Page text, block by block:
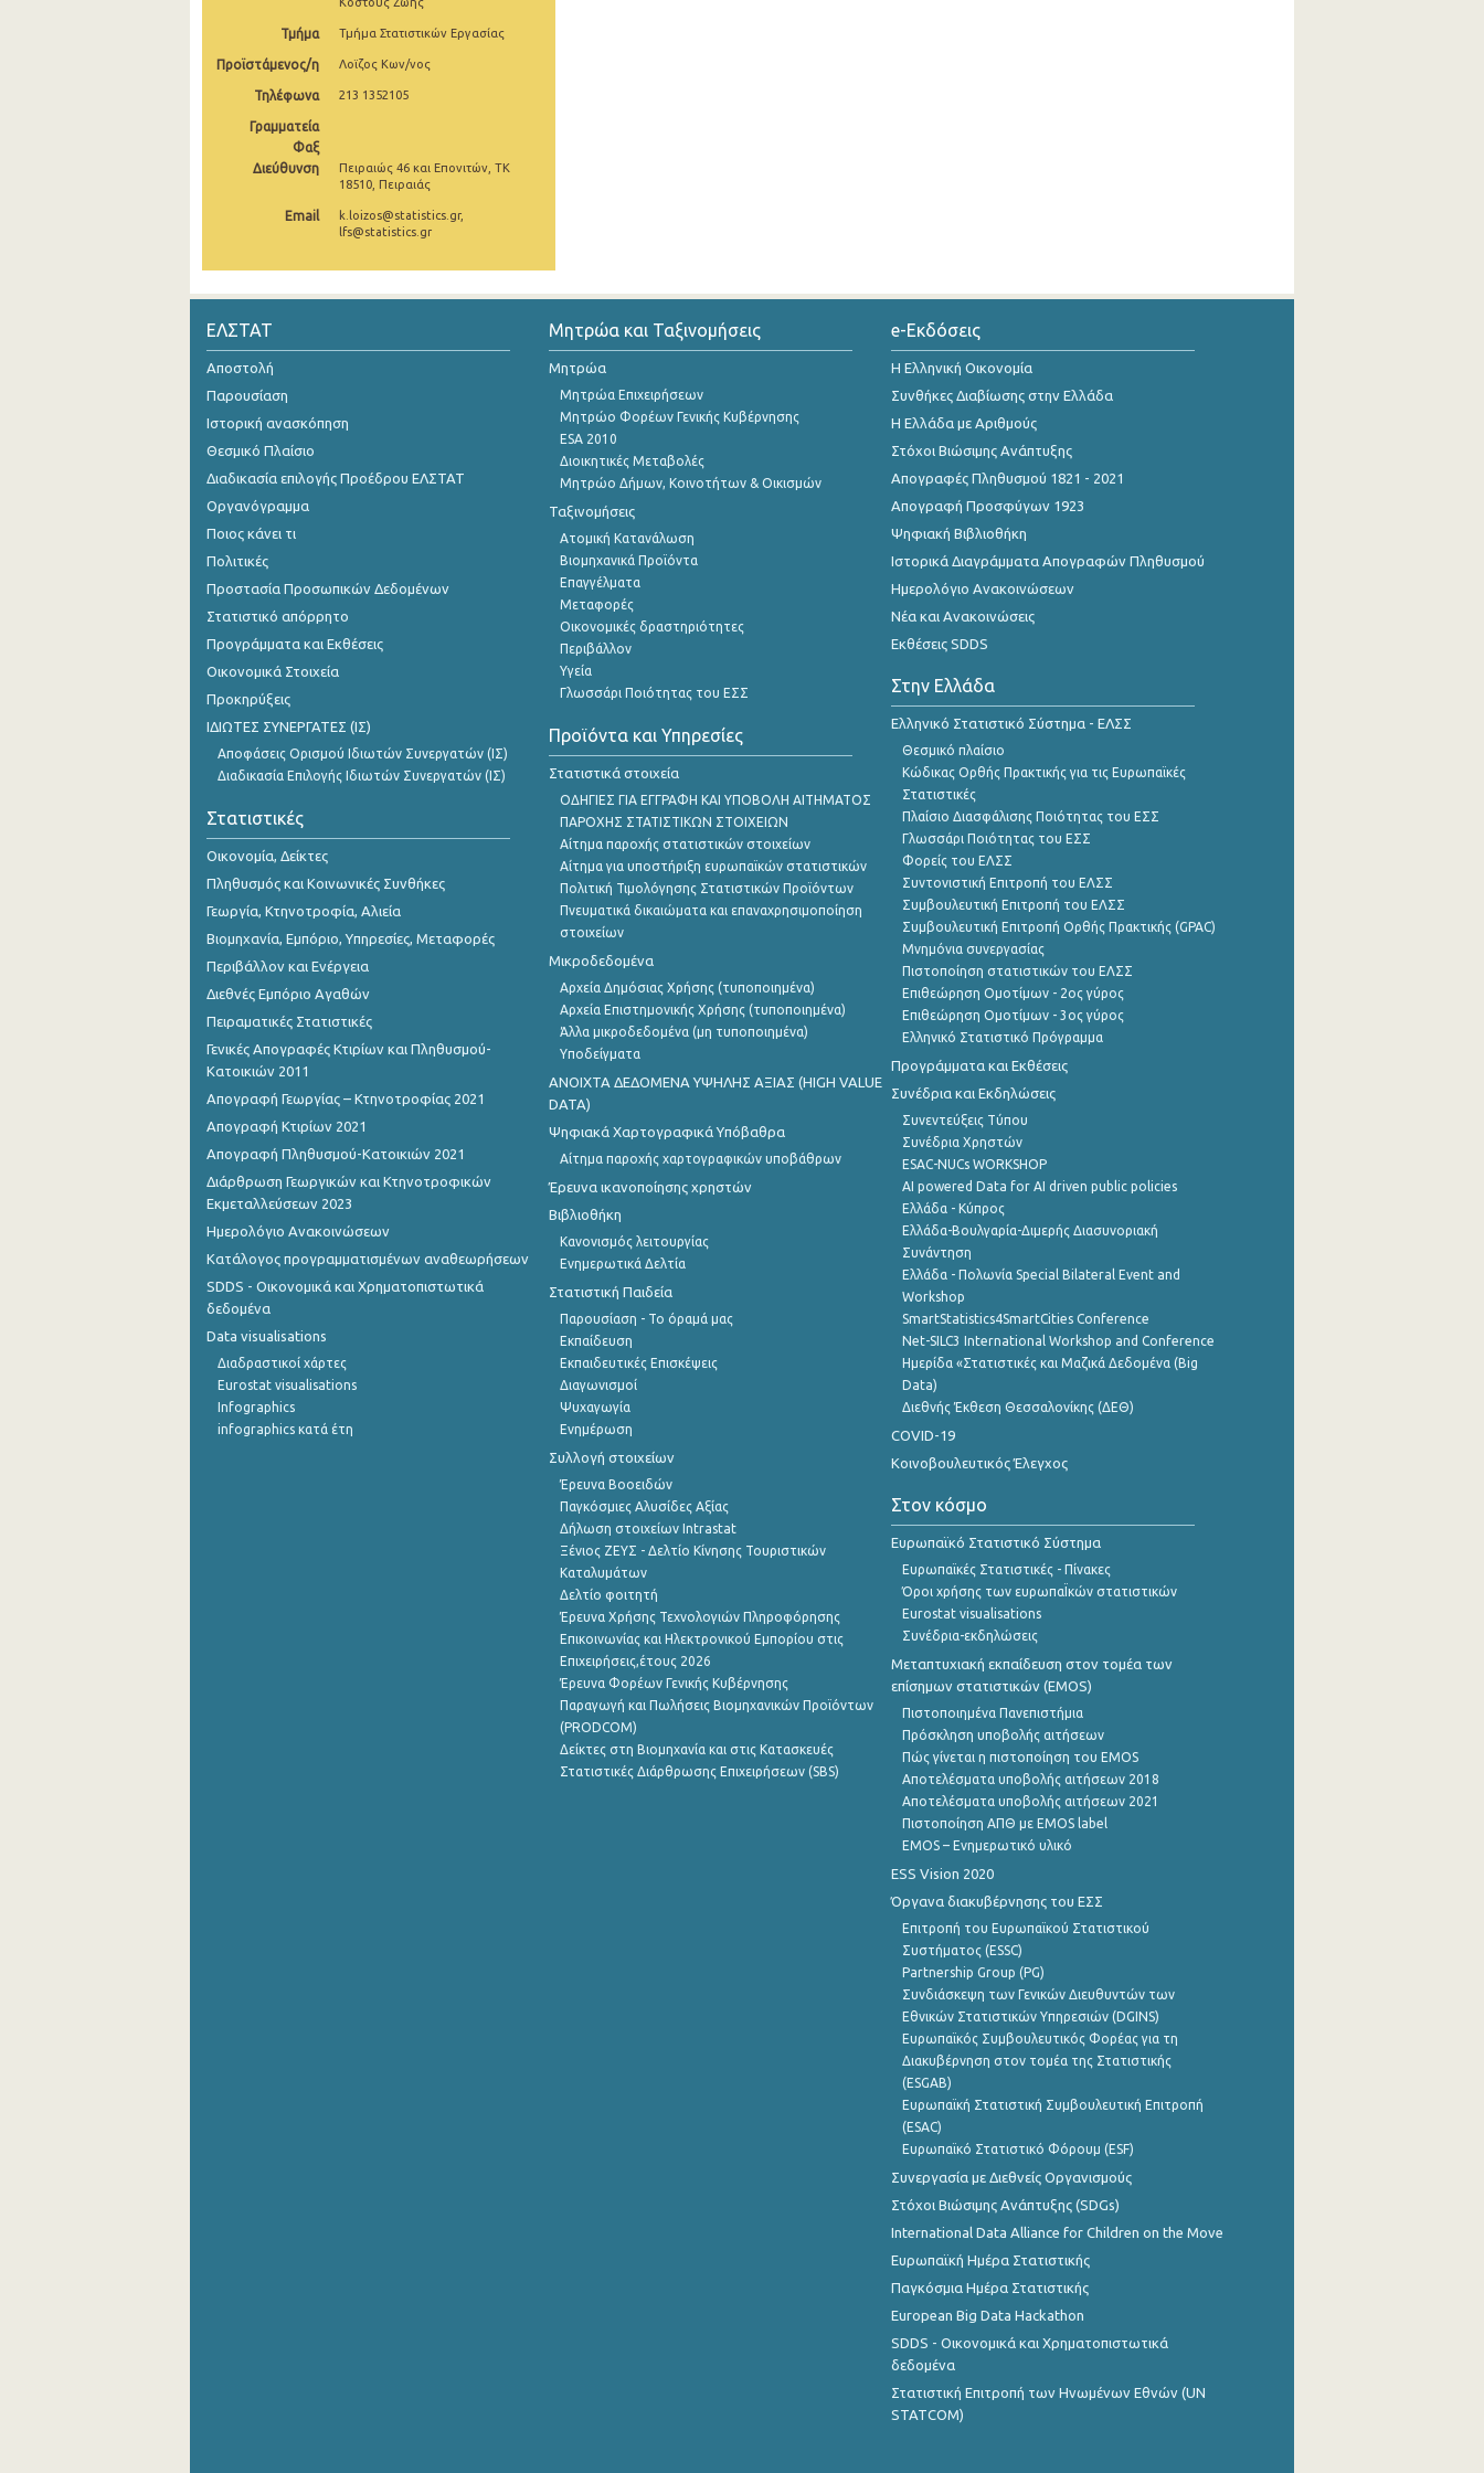
2o Τρίμηνο 2021
1o Τρίμηνο 2021
3o Τρίμηνο 2020
2o Τρίμηνο 2020
1o Τρίμηνο 2020
4o Τρίμηνο 2019
2o Τρίμηνο 2019
1o Τρίμηνο 2019
4o Τρίμηνο 2018
3o Τρίμηνο 2018
2o Τρίμηνο 2018
4o Τρίμηνο 2017
3o Τρίμηνο 2017
2o Τρίμηνο 2017
1o Τρίμηνο 2017
4o Τρίμηνο 2016
3o Τρίμηνο 2016
2o Τρίμηνο 2016
1o Τρίμηνο 2016
4o Τρίμηνο 2015
3o Τρίμηνο 2015
2o Τρίμηνο 2015
1o Τρίμηνο 2015
4o Τρίμηνο 2014
3o Τρίμηνο 2014
2o Τρίμηνο 2014
1o Τρίμηνο 2014
4o Τρίμηνο 2013
3o Τρίμηνο 2013
2o Τρίμηνο 2013
1o Τρίμηνο 2013
1o Τρίμηνο 2007
1o Τρίμηνο 2006
Τμήμα Τμήμα Στατιστικών Εργασίας
Προϊστάμενος/η Λοϊζος Κων/νος
Τηλέφωνα 213 1352105
Γραμματεία
Φαξ
Διεύθυνση
Πειραιώς 46 και Επονιτών, ΤΚ
18510, Πειραιάς
Email
k.loizos@statistics.gr,
lfs@statistics.gr
ΕΛΣΤΑΤ
Αποστολή
Παρουσίαση
Ιστορική ανασκόπηση
Θεσμικό Πλαίσιο
Διαδικασία επιλογής Προέδρου ΕΛΣΤΑΤ
Οργανόγραμμα
Ποιος κάνει τι
Πολιτικές
Προστασία Προσωπικών Δεδομένων
Στατιστικό απόρρητο
Προγράμματα και Εκθέσεις
Οικονομικά Στοιχεία
Προκηρύξεις
ΙΔΙΩΤΕΣ ΣΥΝΕΡΓΑΤΕΣ (ΙΣ)
Αποφάσεις Ορισμού Ιδιωτών Συνεργατών (ΙΣ)
Διαδικασία Επιλογής Ιδιωτών Συνεργατών (ΙΣ)
Στατιστικές
Οικονομία, Δείκτες
Πληθυσμός και Κοινωνικές Συνθήκες
Γεωργία, Κτηνοτροφία, Αλιεία
Βιομηχανία, Εμπόριο, Υπηρεσίες, Μεταφορές
Περιβάλλον και Ενέργεια
Διεθνές Εμπόριο Αγαθών
Πειραματικές Στατιστικές
Γενικές Απογραφές Κτιρίων και Πληθυσμού-
Κατοικιών 2011
Απογραφή Γεωργίας – Κτηνοτροφίας 2021
Απογραφή Κτιρίων 2021
Απογραφή Πληθυσμού-Κατοικιών 2021
Διάρθρωση Γεωργικών και Κτηνοτροφικών
Εκμεταλλεύσεων 2023
Ημερολόγιο Ανακοινώσεων
Κατάλογος προγραμματισμένων αναθεωρήσεων
SDDS - Οικονομικά και Χρηματοπιστωτικά
δεδομένα
Data visualisations
Διαδραστικοί χάρτες
Eurostat visualisations
Infographics
infographics κατά έτη
Μητρώα και Ταξινομήσεις
Μητρώα
Μητρώα Επιχειρήσεων
Μητρώο Φορέων Γενικής Κυβέρνησης
ESA 2010
Διοικητικές Μεταβολές
Μητρώο Δήμων, Κοινοτήτων & Οικισμών
Ταξινομήσεις
Ατομική Κατανάλωση
Βιομηχανικά Προϊόντα
Επαγγέλματα
Μεταφορές
Οικονομικές δραστηριότητες
Περιβάλλον
Υγεία
Γλωσσάρι Ποιότητας του ΕΣΣ
Προϊόντα και Υπηρεσίες
Στατιστικά στοιχεία
ΟΔΗΓΙΕΣ ΓΙΑ ΕΓΓΡΑΦΗ ΚΑΙ ΥΠΟΒΟΛΗ ΑΙΤΗΜΑΤΟΣ
ΠΑΡΟΧΗΣ ΣΤΑΤΙΣΤΙΚΩΝ ΣΤΟΙΧΕΙΩΝ
Αίτημα παροχής στατιστικών στοιχείων
Αίτημα για υποστήριξη ευρωπαϊκών στατιστικών
Πολιτική Τιμολόγησης Στατιστικών Προϊόντων
Πνευματικά δικαιώματα και επαναχρησιμοποίηση
στοιχείων
Μικροδεδομένα
Αρχεία Δημόσιας Χρήσης (τυποποιημένα)
Αρχεία Επιστημονικής Χρήσης (τυποποιημένα)
Άλλα μικροδεδομένα (μη τυποποιημένα)
Υποδείγματα
ANOIXTA ΔΕΔΟΜΕΝΑ ΥΨΗΛΗΣ ΑΞΙΑΣ (HIGH VALUE
DATA)
Ψηφιακά Χαρτογραφικά Υπόβαθρα
Αίτημα παροχής χαρτογραφικών υποβάθρων
Έρευνα ικανοποίησης χρηστών
Βιβλιοθήκη
Κανονισμός λειτουργίας
Ενημερωτικά Δελτία
Στατιστική Παιδεία
Παρουσίαση - Το όραμά μας
Εκπαίδευση
Εκπαιδευτικές Επισκέψεις
Διαγωνισμοί
Ψυχαγωγία
Ενημέρωση
Συλλογή στοιχείων
Έρευνα Βοοειδών
Παγκόσμιες Αλυσίδες Αξίας
Δήλωση στοιχείων Intrastat
Ξένιος ΖΕΥΣ - Δελτίο Κίνησης Τουριστικών
Καταλυμάτων
Δελτίο φοιτητή
Έρευνα Χρήσης Τεχνολογιών Πληροφόρησης
Επικοινωνίας και Ηλεκτρονικού Εμπορίου στις
Επιχειρήσεις,έτους 2026
Έρευνα Φορέων Γενικής Κυβέρνησης
Παραγωγή και Πωλήσεις Βιομηχανικών Προϊόντων
(PRODCOM)
Δείκτες στη Βιομηχανία και στις Κατασκευές
Στατιστικές Διάρθρωσης Επιχειρήσεων (SBS)
e-Εκδόσεις
Η Ελληνική Οικονομία
Συνθήκες Διαβίωσης στην Ελλάδα
Η Ελλάδα με Αριθμούς
Στόχοι Βιώσιμης Ανάπτυξης
Απογραφές Πληθυσμού 1821 - 2021
Απογραφή Προσφύγων 1923
Ψηφιακή Βιβλιοθήκη
Ιστορικά Διαγράμματα Απογραφών Πληθυσμού
Ημερολόγιο Ανακοινώσεων
Νέα και Ανακοινώσεις
Εκθέσεις SDDS
Στην Ελλάδα
Ελληνικό Στατιστικό Σύστημα - ΕΛΣΣ
Θεσμικό πλαίσιο
Κώδικας Ορθής Πρακτικής για τις Ευρωπαϊκές
Στατιστικές
Πλαίσιο Διασφάλισης Ποιότητας του ΕΣΣ
Γλωσσάρι Ποιότητας του ΕΣΣ
Φορείς του ΕΛΣΣ
Συντονιστική Επιτροπή του ΕΛΣΣ
Συμβουλευτική Επιτροπή του ΕΛΣΣ
Συμβουλευτική Επιτροπή Ορθής Πρακτικής (GPAC)
Μνημόνια συνεργασίας
Πιστοποίηση στατιστικών του ΕΛΣΣ
Επιθεώρηση Ομοτίμων - 2ος γύρος
Επιθεώρηση Ομοτίμων - 3ος γύρος
Ελληνικό Στατιστικό Πρόγραμμα
Προγράμματα και Εκθέσεις
Συνέδρια και Εκδηλώσεις
Συνεντεύξεις Τύπου
Συνέδρια Χρηστών
ESAC-NUCs WORKSHOP
AI powered Data for AI driven public policies
Ελλάδα - Κύπρος
Ελλάδα-Βουλγαρία-Διμερής Διασυνοριακή
Συνάντηση
Ελλάδα - Πολωνία Special Bilateral Event and
Workshop
SmartStatistics4SmartCities Conference
Net-SILC3 International Workshop and Conference
Ημερίδα «Στατιστικές και Μαζικά Δεδομένα (Big
Data)
Διεθνής Έκθεση Θεσσαλονίκης (ΔΕΘ)
COVID-19
Κοινοβουλευτικός Έλεγχος
Στον κόσμο
Ευρωπαϊκό Στατιστικό Σύστημα
Ευρωπαϊκές Στατιστικές - Πίνακες
Όροι χρήσης των ευρωπαΪκών στατιστικών
Eurostat visualisations
Συνέδρια-εκδηλώσεις
Μεταπτυχιακή εκπαίδευση στον τομέα των
επίσημων στατιστικών (EMOS)
Πιστοποιημένα Πανεπιστήμια
Πρόσκληση υποβολής αιτήσεων
Πώς γίνεται η πιστοποίηση του EMOS
Αποτελέσματα υποβολής αιτήσεων 2018
Αποτελέσματα υποβολής αιτήσεων 2021
Πιστοποίηση ΑΠΘ με EMOS label
EMOS – Ενημερωτικό υλικό
ESS Vision 2020
Όργανα διακυβέρνησης του ΕΣΣ
Επιτροπή του Ευρωπαϊκού Στατιστικού
Συστήματος (ESSC)
Partnership Group (PG)
Συνδιάσκεψη των Γενικών Διευθυντών των
Εθνικών Στατιστικών Υπηρεσιών (DGINS)
Ευρωπαϊκός Συμβουλευτικός Φορέας για τη
Διακυβέρνηση στον τομέα της Στατιστικής
(ESGAB)
Ευρωπαϊκή Στατιστική Συμβουλευτική Επιτροπή
(ESAC)
Ευρωπαϊκό Στατιστικό Φόρουμ (ESF)
Συνεργασία με Διεθνείς Οργανισμούς
Στόχοι Βιώσιμης Ανάπτυξης (SDGs)
International Data Alliance for Children on the Move
Ευρωπαϊκή Ημέρα Στατιστικής
Παγκόσμια Ημέρα Στατιστικής
European Big Data Hackathon
SDDS - Οικονομικά και Χρηματοπιστωτικά
δεδομένα
Στατιστική Επιτροπή των Ηνωμένων Εθνών (UN
STATCOM)